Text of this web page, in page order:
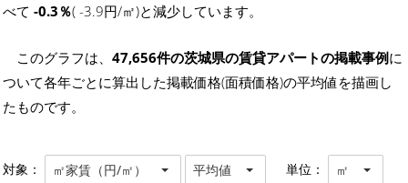
べて -0.3％( -3.9円/㎡)と減少しています。
このグラフは、 47,656件の茨城県の賃貸アパートの掲載事例に
ついて各年ごとに算出した掲載価格(面積価格)の平均値を描画し
たものです。
対象： ㎡家賃（円/㎡） 平均値 単位： ㎡